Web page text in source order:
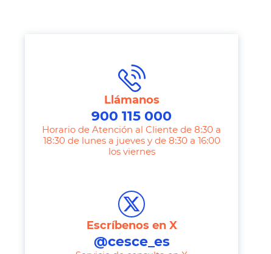
Llámanos
900 115 000
Horario de Atención al Cliente de 8:30 a
18:30 de lunes a jueves y de 8:30 a 16:00
los viernes
Escríbenos en X
@cesce_es